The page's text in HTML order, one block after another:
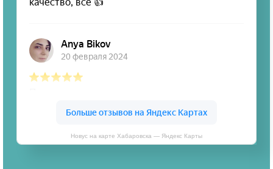
Новус на карте Хабаровска — Яндекс Карты